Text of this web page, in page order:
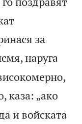
за
наруга
каза: „ако
и войската